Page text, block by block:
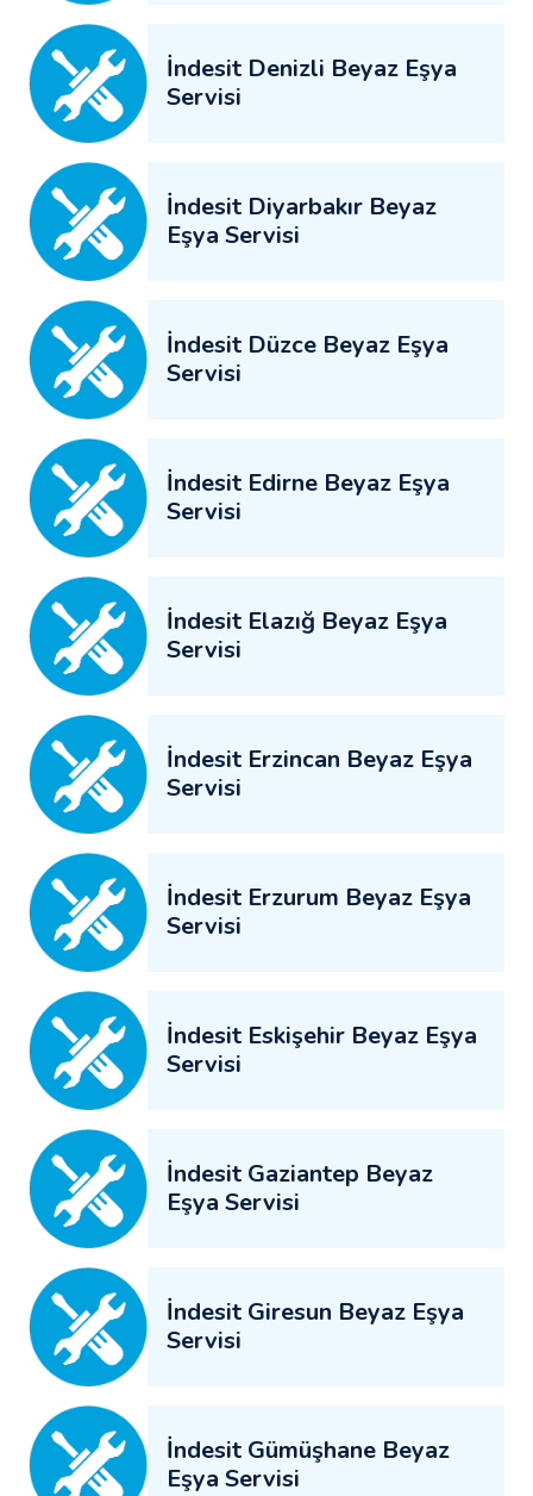
İndesit Denizli Beyaz Eşya
Servisi
İndesit Diyarbakır Beyaz
Eşya Servisi
İndesit Düzce Beyaz Eşya
Servisi
İndesit Edirne Beyaz Eşya
Servisi
İndesit Elazığ Beyaz Eşya
Servisi
İndesit Erzincan Beyaz Eşya
Servisi
İndesit Erzurum Beyaz Eşya
Servisi
İndesit Eskişehir Beyaz Eşya
Servisi
İndesit Gaziantep Beyaz
Eşya Servisi
İndesit Giresun Beyaz Eşya
Servisi
İndesit Gümüşhane Beyaz
Eşya Servisi